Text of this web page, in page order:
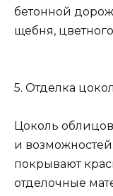
бетонной
щебня,
5. Отделка
Цоколь
и
покрывают
отделочные